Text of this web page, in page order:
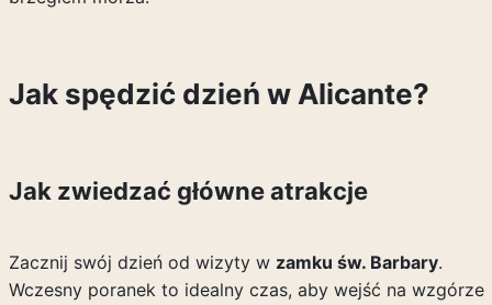
Jak spędzić dzień w Alicante?
Jak zwiedzać główne atrakcje
Zacznij swój dzień od wizyty w zamku św. Barbary.
Wczesny poranek to idealny czas, aby wejść na wzgórze